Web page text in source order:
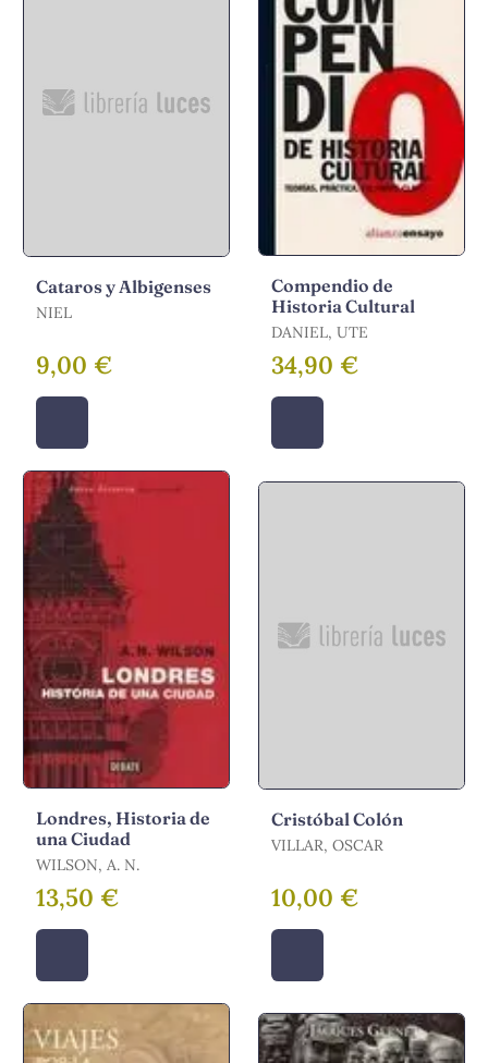
Cataros y Albigenses
NIEL
9,00 €
Compendio de
Historia Cultural
DANIEL, UTE
34,90 €
Londres, Historia de
una Ciudad
WILSON, A. N.
13,50 €
Cristóbal Colón
VILLAR, OSCAR
10,00 €